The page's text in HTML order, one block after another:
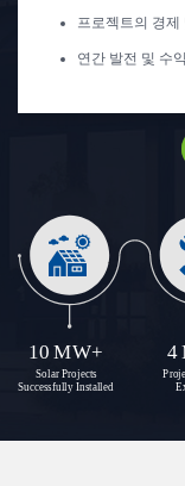
프로젝트의 경제
연간 발전 및 수